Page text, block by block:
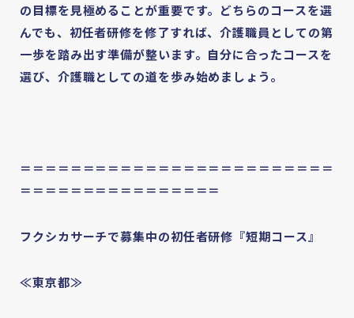
の目標を見極めることが重要です。どちらのコースを選
んでも、初任者研修を修了すれば、介護職員としての第
一歩を踏み出す準備が整います。自分に合ったコースを
選び、介護職としての道を歩み始めましょう。
＝＝＝＝＝＝＝＝＝＝＝＝＝＝＝＝＝＝＝＝＝＝＝＝＝
＝＝＝＝＝＝＝＝＝＝＝＝＝＝＝＝
フクシカサーチで募集中の初任者研修『短期コース』
≪東京都≫